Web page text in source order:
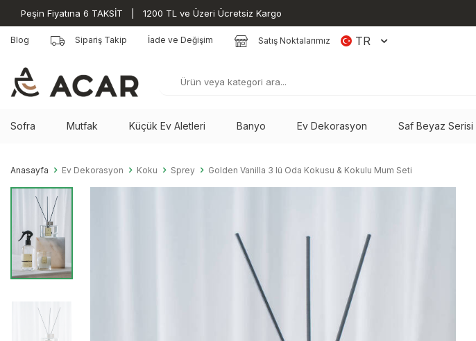
Peşin Fiyatına 6 TAKSİT | 1200 TL ve Üzeri Ücretsiz Kargo
Blog Sipariş Takip İade ve Değişim Satış Noktalarımız TR
Sofra Mutfak Küçük Ev Aletleri Banyo Ev Dekorasyon Saf Beyaz Serisi
Anasayfa Ev Dekorasyon Koku Sprey Golden Vanilla 3 lü Oda Kokusu & Kokulu Mum Seti